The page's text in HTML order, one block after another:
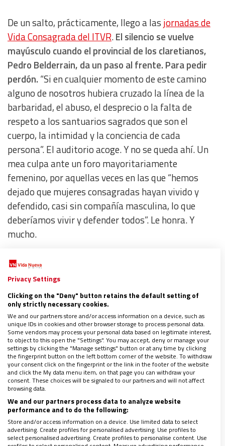
De un salto, prácticamente, llego a las jornadas de
Vida Consagrada del ITVR.El silencio se vuelve
mayúsculo cuando el provincial de los claretianos,
Pedro Belderrain, da un paso al frente. Para pedir
perdón. “Si en cualquier momento de este camino
alguno de nosotros hubiera cruzado la línea de la
barbaridad, el abuso, el desprecio o la falta de
respeto a los santuarios sagrados que son el
cuerpo, la intimidad y la conciencia de cada
persona”. El auditorio acoge. Y no se queda ahí. Un
mea culpa ante un foro mayoritariamente
femenino, por aquellas veces en las que “hemos
dejado que mujeres consagradas hayan vivido y
defendido, casi sin compañía masculina, lo que
deberíamos vivir y defender todos”. Le honra. Y
mucho.
Por la tarde,
Vapor y Gran Angular. Preside la Reina.
que nunca en los corrillos. Y, una vez más,
demostrando que se conoce de la primera a la
última página los galardones que entrega.
VIERNES 26.AVE a Barcelona.Las crisis
comunicativas en la Iglesia, sobre la mesa.Taller
organizado por el Observatorio Blanquerna de
Comunicación, Religión y Cultura. Propuestas para
no quedarse anclado en el suceso. Y una petición de
los medios generalistas: portavoces creíbles, que
sepan manejarse. Y la urgencia de no considerar al
Privacy Settings
Clicking on the "Deny" button retains the default setting of
only strictly necessary cookies.
We and our partners store and/or access information on a device, such as
unique IDs in cookies and other browser storage to process personal data.
Some vendors may process your personal data based on legitimate interest,
to object to this open the "Settings". You may accept, deny or manage your
settings by clicking the "Manage settings" button or at any time by clicking
the fingerprint button on the left bottom corner of the website. To withdraw
your consent click on the fingerprint or the link in the footer of the website
and click the My data menu item, on that page you can withdraw your
consent. These choices will be signaled to our partners and will not affect
browsing data.
We and our partners process data to analyze website
performance and to do the following:
Store and/or access information on a device. Use limited data to select
advertising. Create profiles for personalised advertising. Use profiles to
select personalised advertising. Create profiles to personalise content. Use